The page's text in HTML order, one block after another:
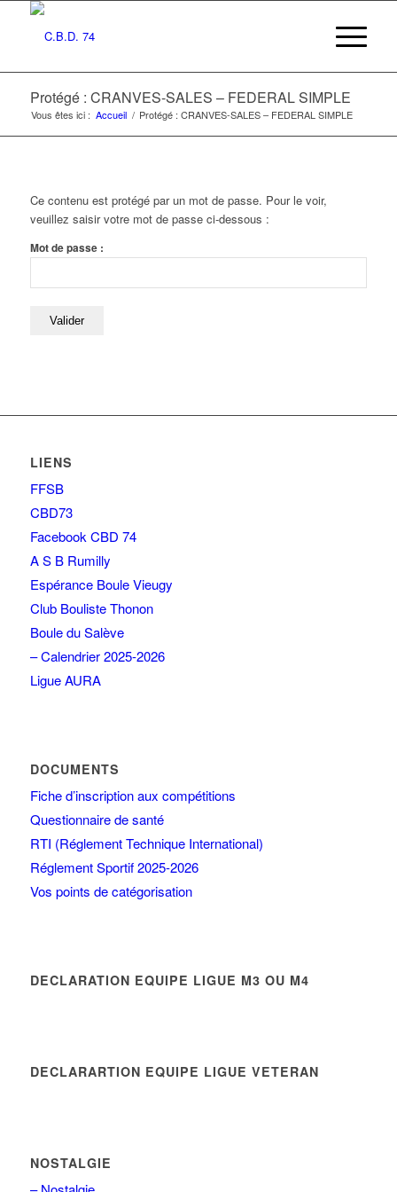
Protégé : CRANVES-SALES – FEDERAL SIMPLE
Vous êtes ici : Accueil / Protégé : CRANVES-SALES – FEDERAL SIMPLE
Ce contenu est protégé par un mot de passe. Pour le voir,
veuillez saisir votre mot de passe ci-dessous :
Mot de passe :
LIENS
FFSB
CBD73
Facebook CBD 74
A S B Rumilly
Espérance Boule Vieugy
Club Bouliste Thonon
Boule du Salève
– Calendrier 2025-2026
Ligue AURA
DOCUMENTS
Fiche d’inscription aux compétitions
Questionnaire de santé
RTI (Réglement Technique International)
Réglement Sportif 2025-2026
Vos points de catégorisation
DECLARATION EQUIPE LIGUE M3 OU M4
DECLARARTION EQUIPE LIGUE VETERAN
NOSTALGIE